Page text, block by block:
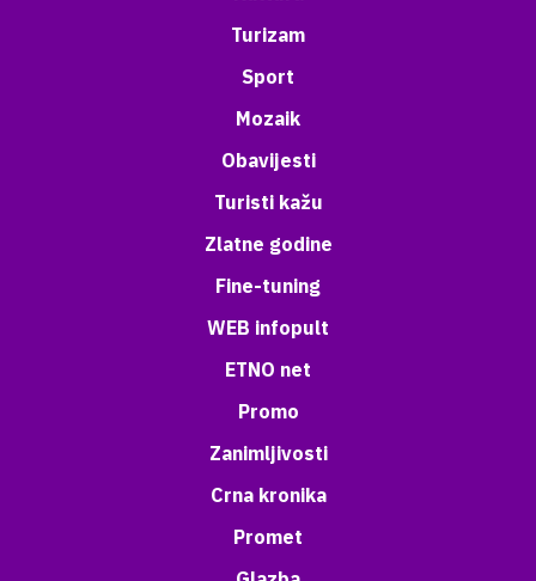
Turizam
Sport
Mozaik
Obavijesti
Turisti kažu
Zlatne godine
Fine-tuning
WEB infopult
ETNO net
Promo
Zanimljivosti
Crna kronika
Promet